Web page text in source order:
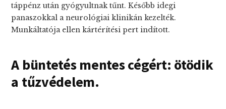
táppénz után gyógyultnak tűnt. Később idegi
panaszokkal a neurológiai klinikán kezelték.
Munkáltatója ellen kártérítési pert indított.
A büntetés mentes cégért: ötödik
a tűzvédelem.